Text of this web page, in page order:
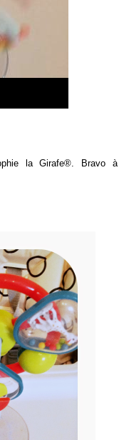
la Girafe®. Bravo